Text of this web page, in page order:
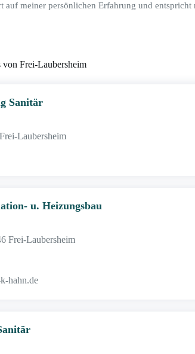
auf meiner persönlichen Erfahrung und
Frei-Laubersheim
Sanitär
Laubersheim
u. Heizungsbau
Frei-Laubersheim
hahn.de